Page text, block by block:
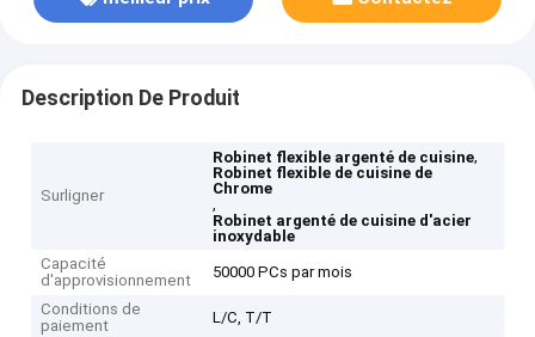
Description De Produit
Surligner
Robinet flexible argenté de cuisine,
Robinet flexible de cuisine de
Chrome
,
Robinet argenté de cuisine d'acier
inoxydable
Capacité
d'approvisionnement
50000 PCs par mois
Conditions de
paiement
L/C, T/T